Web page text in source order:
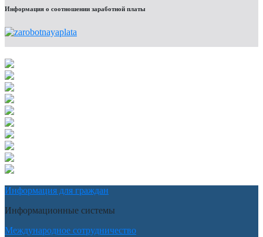
Информация о соотношении заработной платы
Информация для граждан
Информационные системы
Международное сотрудничество